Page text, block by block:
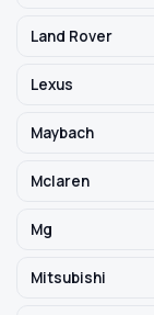
Land Rover
Lexus
Maybach
Mclaren
Mg
Mitsubishi